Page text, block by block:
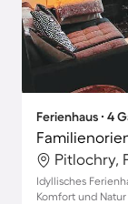
Ferienhaus ∙ 4
Idyllisches
Komfort und